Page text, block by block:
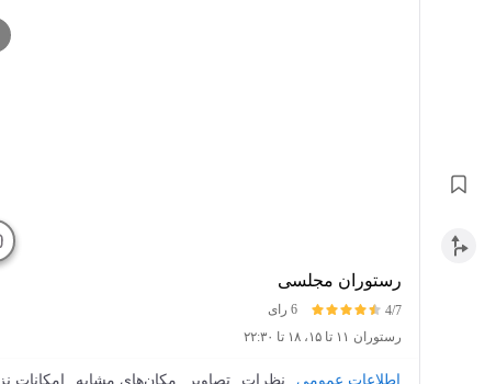
رستوران مجلسی
4/7
6 رای
رستوران ۱۱ تا ۱۵، ۱۸ تا ۲۲:۳۰